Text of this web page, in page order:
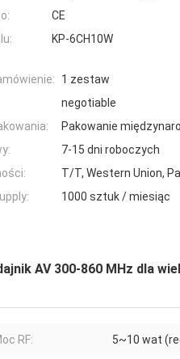
CE
KP-6CH10W
1 zestaw
negotiable
Pakowanie
7-15 dni roboczych
T/T, Western Union,
1000 sztuk / miesiąc
AV 300-860 MHz dla
RF: 5~10 wat